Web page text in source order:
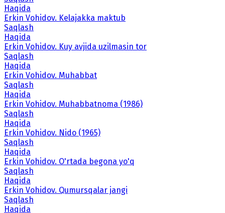
Haqida
Erkin Vohidov. Kelajakka maktub
Saqlash
Haqida
Erkin Vohidov. Kuy avjida uzilmasin tor
Saqlash
Haqida
Erkin Vohidov. Muhabbat
Saqlash
Haqida
Erkin Vohidov. Muhabbatnoma (1986)
Saqlash
Haqida
Erkin Vohidov. Nido (1965)
Saqlash
Haqida
Erkin Vohidov. O'rtada begona yo'q
Saqlash
Haqida
Erkin Vohidov. Qumursqalar jangi
Saqlash
Haqida